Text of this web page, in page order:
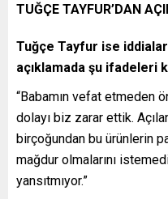
TUĞÇE TAYFUR’DAN
Tuğçe Tayfur ise iddialar
açıklamada şu ifadeleri
“Babamın vefat etmeden
dolayı biz zarar ettik.
birçoğundan bu ürünlerin
mağdur olmalarını
yansıtmıyor.”